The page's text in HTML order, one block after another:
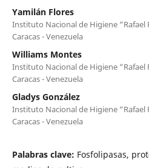
Yamilán Flores
Instituto Nacional de Higiene “Rafael
Caracas - Venezuela
Williams Montes
Instituto Nacional de Higiene “Rafael
Caracas - Venezuela
Gladys González
Instituto Nacional de Higiene “Rafael
Caracas - Venezuela
Palabras clave: Fosfolipasas,